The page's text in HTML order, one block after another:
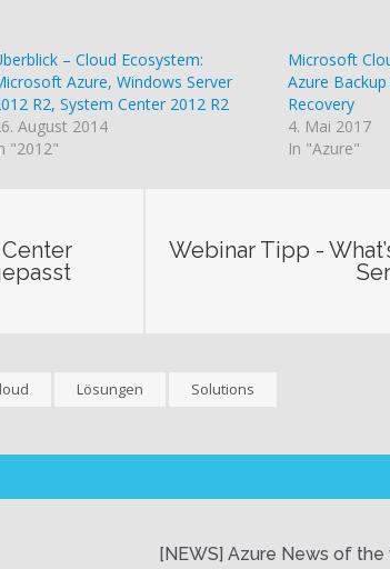
– Cloud Ecosystem:
Azure, Windows Server
R2, System Center 2012 R2
August 2014
"2012"
Microsoft
Azure
Recovery
4. Mai 2017
In "Azure"
Webinar Tipp -
Lösungen Solutions
[NEWS] Azure News of the